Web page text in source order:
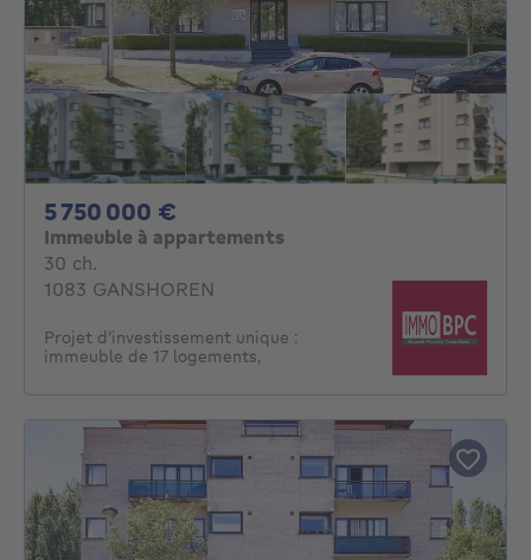
5 750 000 €
Immeuble à appartements
30 ch.
1083 GANSHOREN
Projet d’investissement unique :
immeuble de 17 logements,